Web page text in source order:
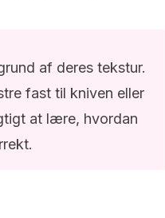
af deres tekstur.
fast til kniven eller
at lære, hvordan